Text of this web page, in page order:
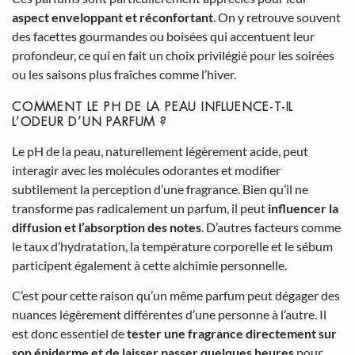
aspect enveloppant et réconfortant . On y retrouve souvent
des facettes gourmandes ou boisées qui accentuent leur
profondeur, ce qui en fait un choix privilégié pour les soirées
ou les saisons plus fraîches comme l’hiver.
COMMENT LE PH DE LA PEAU INFLUENCE-T-IL
L’ODEUR D’UN PARFUM ?
Le pH de la peau, naturellement légèrement acide, peut
interagir avec les molécules odorantes et modifier
subtilement la perception d’une fragrance. Bien qu’il ne
transforme pas radicalement un parfum, il peut influencer la
diffusion et l’absorption des notes . D’autres facteurs comme
le taux d’hydratation, la température corporelle et le sébum
participent également à cette alchimie personnelle.
C’est pour cette raison qu’un même parfum peut dégager des
nuances légèrement différentes d’une personne à l’autre. Il
est donc essentiel detester une fragrance directement sur